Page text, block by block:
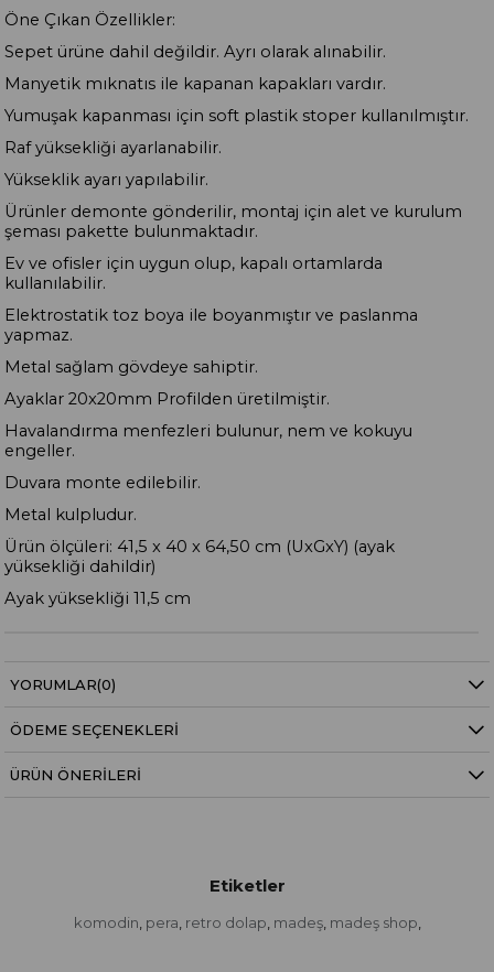
Öne Çıkan Özellikler:
Sepet ürüne dahil değildir. Ayrı olarak alınabilir.
Manyetik mıknatıs ile kapanan kapakları vardır.
Yumuşak kapanması için soft plastik stoper kullanılmıştır.
Raf yüksekliği ayarlanabilir.
Yükseklik ayarı yapılabilir.
Ürünler demonte gönderilir, montaj için alet ve kurulum
şeması pakette bulunmaktadır.
Ev ve ofisler için uygun olup, kapalı ortamlarda
kullanılabilir.
Elektrostatik toz boya ile boyanmıştır ve paslanma
yapmaz.
Metal sağlam gövdeye sahiptir.
Ayaklar 20x20mm Profilden üretilmiştir.
Havalandırma menfezleri bulunur, nem ve kokuyu
engeller.
Duvara monte edilebilir.
Metal kulpludur.
Ürün ölçüleri: 41,5 x 40 x 64,50 cm (UxGxY) (ayak
yüksekliği dahildir)
Ayak yüksekliği 11,5 cm
YORUMLAR(0)
ÖDEME SEÇENEKLERI
ÜRÜN ÖNERILERI
Etiketler
komodin, pera, retro dolap, madeş, madeş shop,